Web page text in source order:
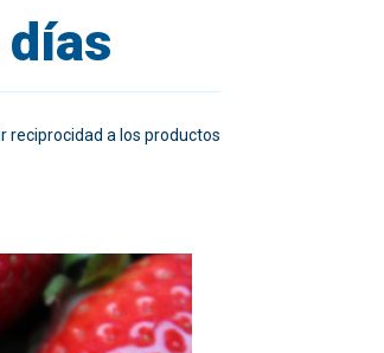
reciprocidad a los productos